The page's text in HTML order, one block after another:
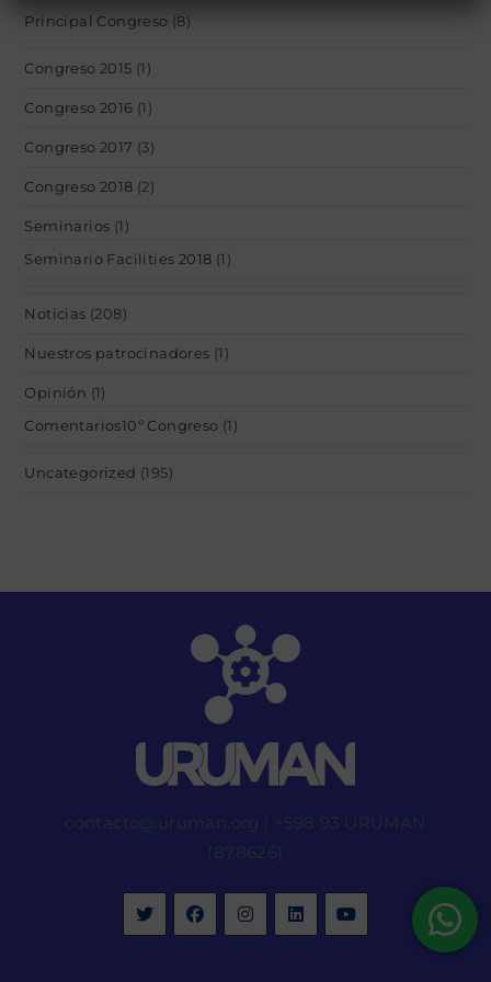
Principal Congreso (8)
Congreso 2015 (1)
Congreso 2016 (1)
Congreso 2017 (3)
Congreso 2018 (2)
Seminarios (1)
Seminario Facilities 2018 (1)
Noticias (208)
Nuestros patrocinadores (1)
Opinión (1)
Comentarios10º Congreso (1)
Uncategorized (195)